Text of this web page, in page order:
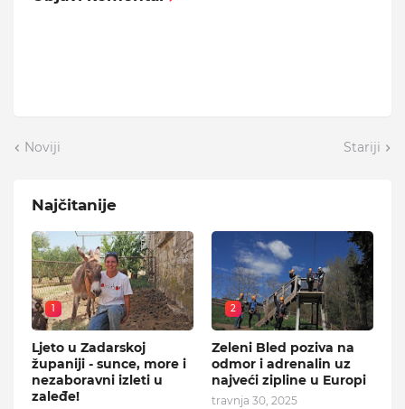
Noviji Stariji
Najčitanije
1
Ljeto u Zadarskoj
županiji - sunce, more i
nezaboravni izleti u
zaleđe!
2
Zeleni Bled poziva na
odmor i adrenalin uz
najveći zipline u Europi
travnja 30, 2025